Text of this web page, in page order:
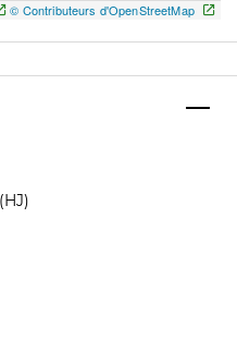
© Contributeurs d'OpenStreetMap